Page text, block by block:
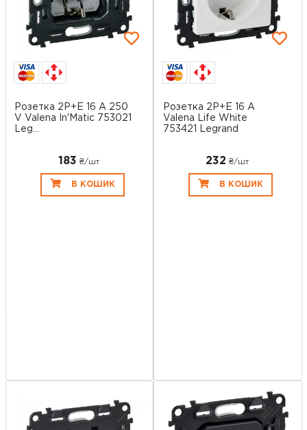
Розетка 2P+E 16 A 250
V Valena In'Matic 753021
Leg...
183 ₴/шт
В КОШИК
Розетка 2P+E 16 A
Valena Life White
753421 Legrand
232 ₴/шт
В КОШИК